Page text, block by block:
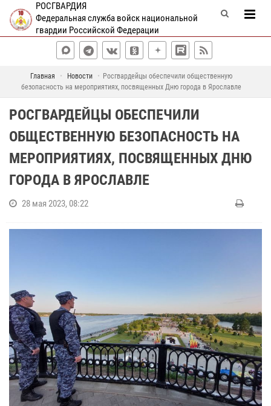
РОСГВАРДИЯ
Федеральная служба войск национальной
гвардии Российской Федерации
Главная Новости
Росгвардейцы обеспечили общественную
безопасность на мероприятиях, посвященных Дню города в Ярославле
РОСГВАРДЕЙЦЫ ОБЕСПЕЧИЛИ
ОБЩЕСТВЕННУЮ БЕЗОПАСНОСТЬ НА
МЕРОПРИЯТИЯХ, ПОСВЯЩЕННЫХ ДНЮ
ГОРОДА В ЯРОСЛАВЛЕ
28 мая 2023, 08:22